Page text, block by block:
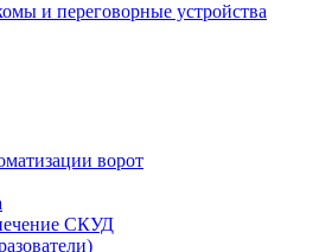
и переговорные устройства
ворот
СКУД